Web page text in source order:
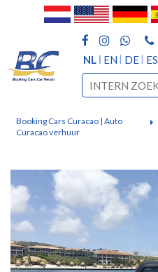
NL EN DE ES
Booking Cars Curacao | Auto
Curacao verhuur